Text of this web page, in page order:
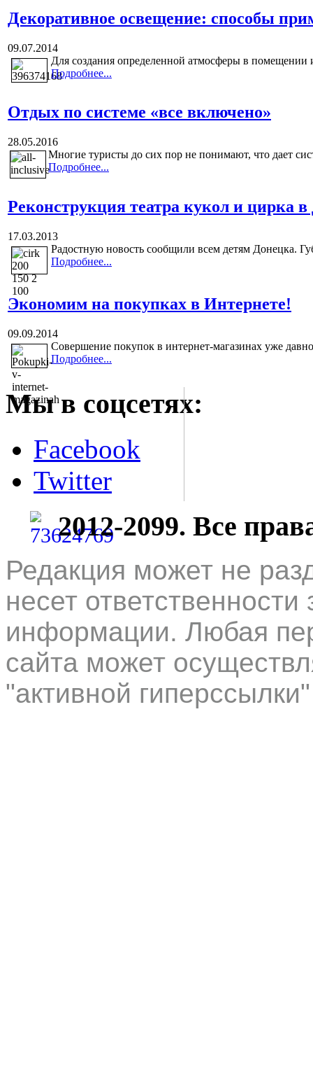
Декоративное освещение: способы
09.07.2014
Для создания определенной атмосферы в помещении
Подробнее...
Отдых по системе «все включено»
28.05.2016
Многие туристы до сих пор не понимают, что дает
Подробнее...
Реконструкция театра кукол и цирка
17.03.2013
Радостную новость сообщили всем детям Донецка.
Подробнее...
Экономим на покупках в Интернете!
09.09.2014
Совершение покупок в интернет-магазинах уже
Подробнее...
Мы в соцсетях:
Facebook
Twitter
2012-2099. Все
Редакция может не
несет
информации. Любая
сайта может
"активной